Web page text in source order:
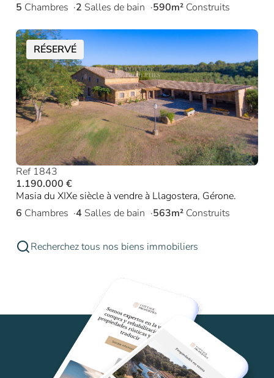
5 Chambres 2 Salles de bain 590m² Construits
RÉSERVÉ
Ref 1843
1.190.000 €
Masia du XIXe siècle à vendre à Llagostera, Gérone.
6 Chambres 4 Salles de bain 563m² Construits
Recherchez tous nos biens immobiliers